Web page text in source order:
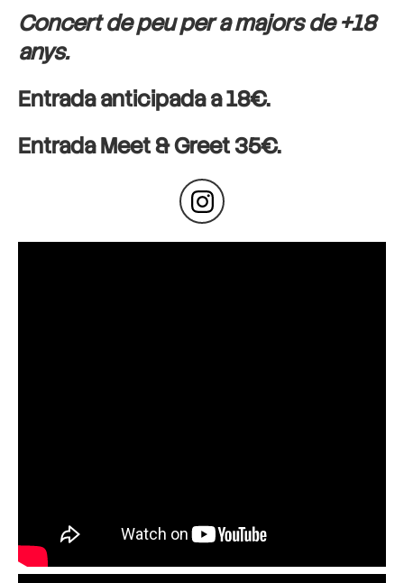
Concert de peu per a majors de +18
anys.
Entrada anticipada a 18€.
Entrada Meet & Greet 35€.